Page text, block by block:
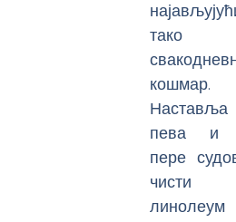
тако
кошмар.
пева и
пере
чисти